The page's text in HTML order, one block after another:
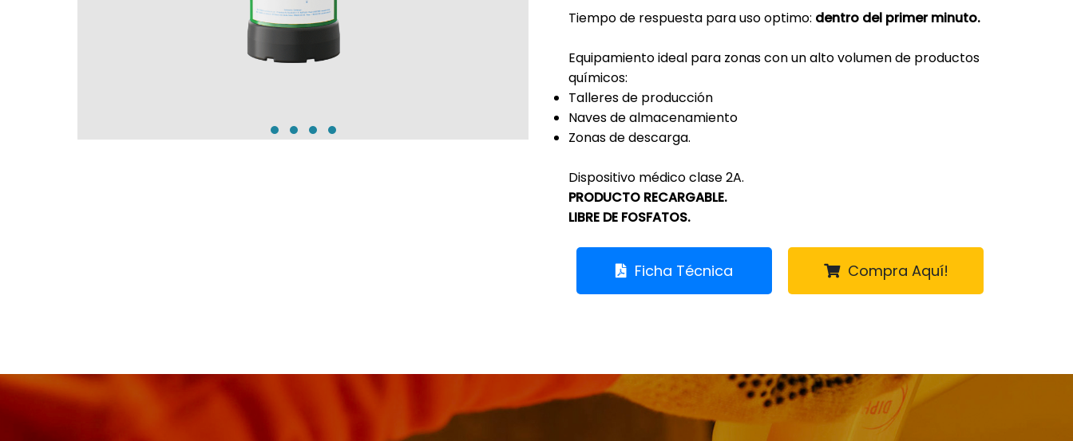
Tiempo de respuesta para uso optimo: dentro del primer minuto.
Equipamiento ideal para zonas con un alto volumen de productos
químicos:
Talleres de producción
Naves de almacenamiento
Zonas de descarga.
Dispositivo médico clase 2A.
PRODUCTO RECARGABLE.
LIBRE DE FOSFATOS.
Ficha Técnica Compra Aquí!